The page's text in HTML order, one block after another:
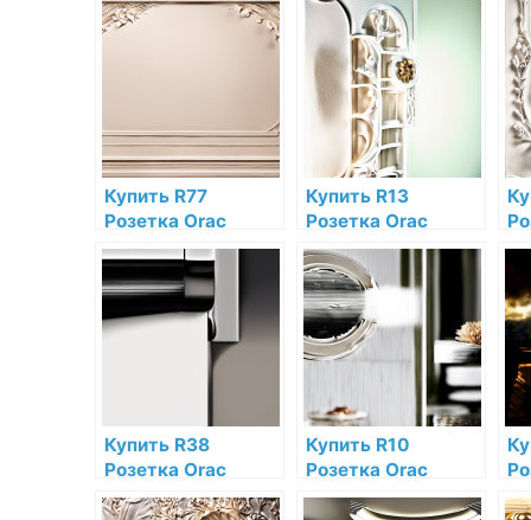
Купить R77
Розетка Orac
Decor Полиуретан
Orac Decor по
низкой цене в
интернет-
Купить R13
Розетка Orac
Decor Полиуретан
Orac Decor по
низкой цене в
интернет-
магазине
Купить R38
Розетка Orac
Decor Полиуретан
Купить R10
Розетка Orac
Decor Полиуретан